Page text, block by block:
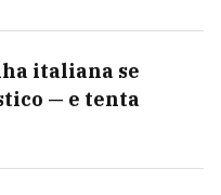
italiana se
— e tenta